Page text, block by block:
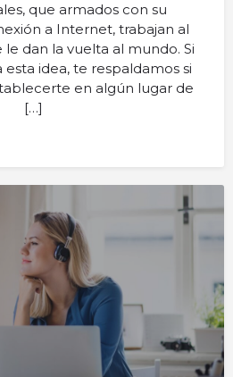
que armados con su
a Internet, trabajan al
dan la vuelta al mundo. Si
idea, te respaldamos si
en algún lugar de
[…]